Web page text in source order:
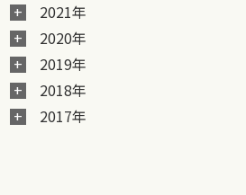
2021年
2020年
2019年
2018年
2017年